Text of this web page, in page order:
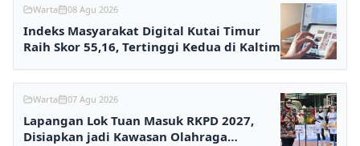
Warta 08 Agu 2026
Indeks Masyarakat Digital Kutai Timur
Raih Skor 55,16, Tertinggi Kedua di Kaltim
Warta 07 Agu 2026
Lapangan Lok Tuan Masuk RKPD 2027,
Disiapkan jadi Kawasan Olahraga